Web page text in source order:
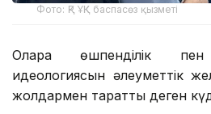
Фото: ҚР ҰҚК баспасөз қызметі
Оларға өшпенділік пен
идеологиясын әлеуметтік
жолдармен таратты деген